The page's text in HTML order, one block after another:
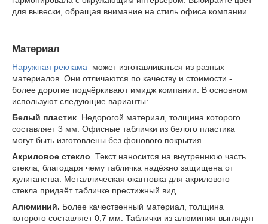
для вывески, обращая внимание на стиль офиса компании.
Материал
Наружная реклама может изготавливаться из разных
материалов. Они отличаются по качеству и стоимости -
более дорогие подчёркивают имидж компании. В основном
используют следующие варианты:
Белый пластик . Недорогой материал, толщина которого
составляет 3 мм. Офисные таблички из белого пластика
могут быть изготовлены без фонового покрытия.
Акриловое стекло . Текст наносится на внутреннюю часть
стекла, благодаря чему табличка надёжно защищена от
хулиганства. Металлическая окантовка для акрилового
стекла придаёт табличке престижный вид.
Алюминий. Более качественный материал, толщина
которого составляет 0,7 мм. Таблички из алюминия выглядят